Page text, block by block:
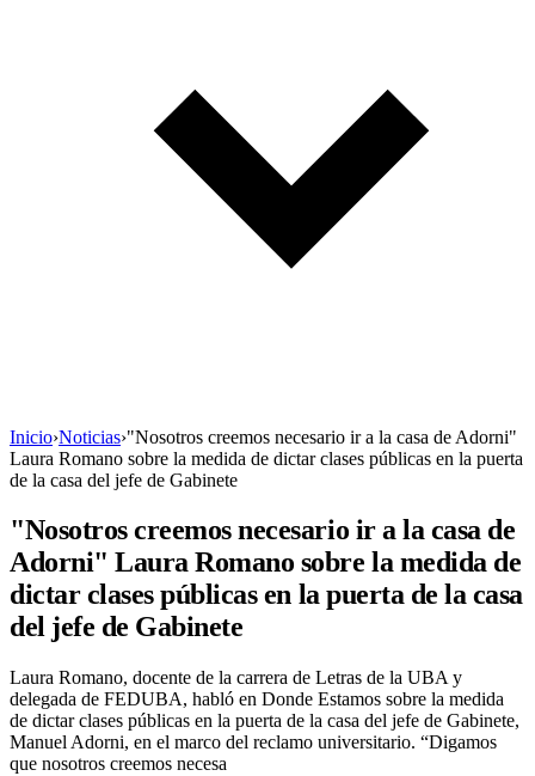
Inicio›Noticias›"Nosotros creemos necesario ir a la casa de Adorni"
Laura Romano sobre la medida de dictar clases públicas en la puerta
de la casa del jefe de Gabinete
"Nosotros creemos necesario ir a la casa de
Adorni" Laura Romano sobre la medida de
dictar clases públicas en la puerta de la casa
del jefe de Gabinete
Laura Romano, docente de la carrera de Letras de la UBA y
delegada de FEDUBA, habló en Donde Estamos sobre la medida
de dictar clases públicas en la puerta de la casa del jefe de Gabinete,
Manuel Adorni, en el marco del reclamo universitario. “Digamos
que nosotros creemos necesa